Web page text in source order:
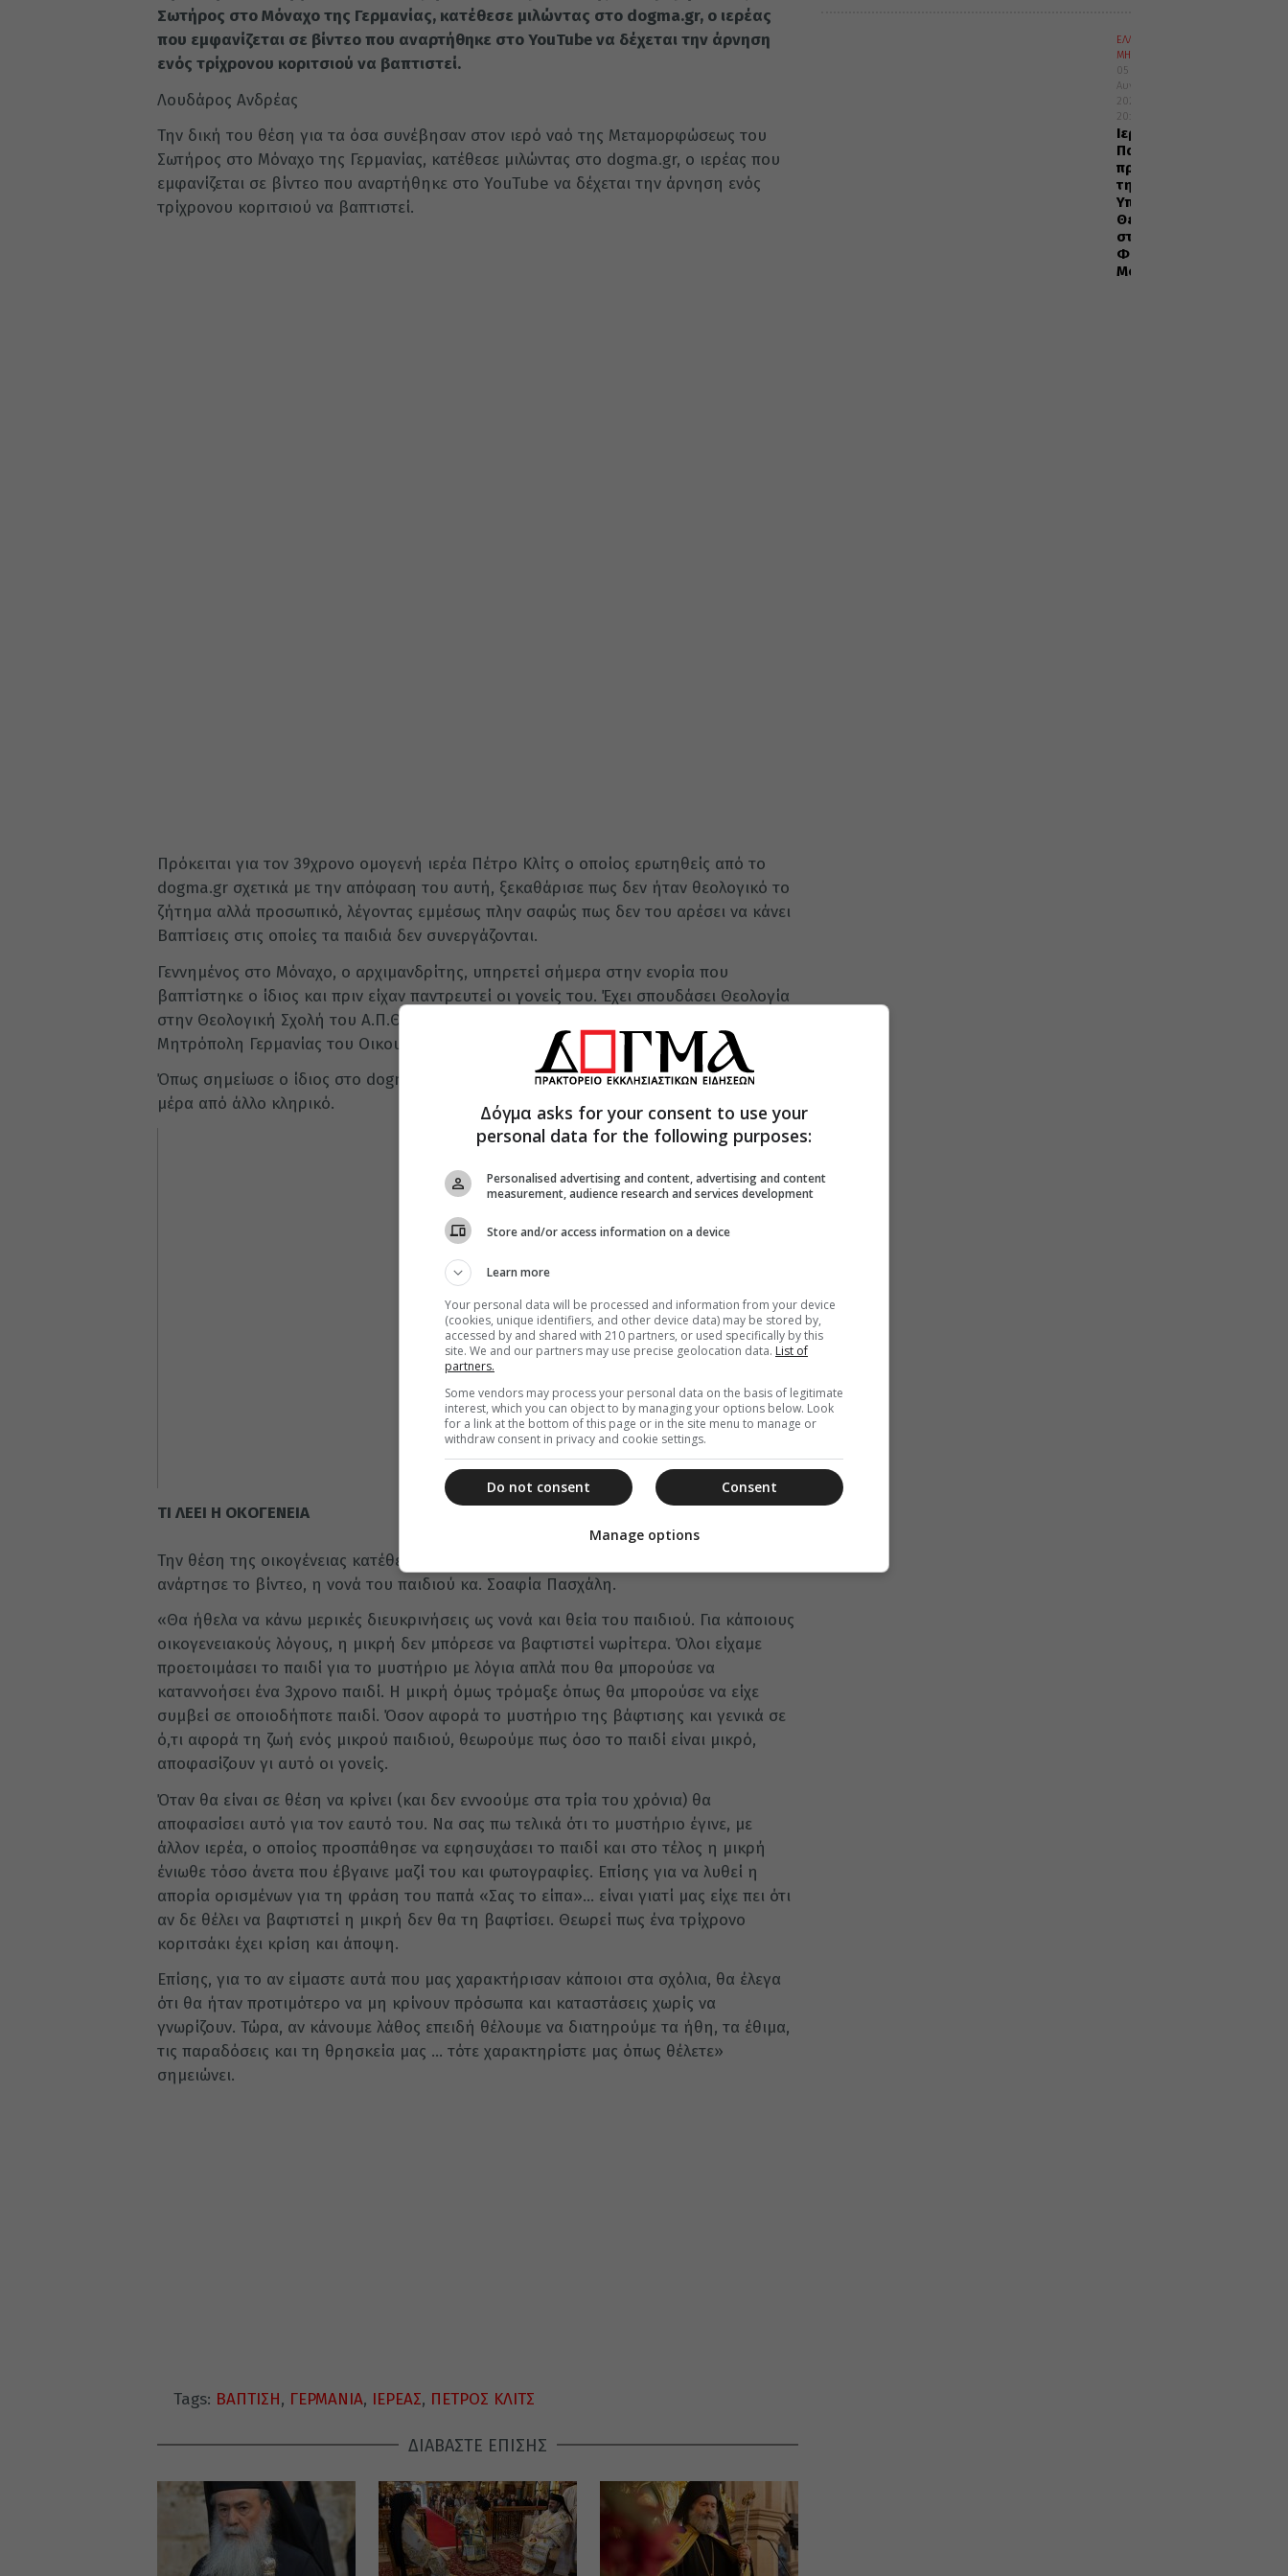
Σωτήρος στο Μόναχο της Γερμανίας, κατέθεσε μιλώντας στο dogma.gr, ο ιερέας
που εμφανίζεται σε βίντεο που αναρτήθηκε στο YouTube να δέχεται την άρνηση
ενός τρίχρονου κοριτσιού να βαπτιστεί.
Λουδάρος Ανδρέας
Την δική του θέση για τα όσα συνέβησαν στον ιερό ναό της Μεταμορφώσεως του
Σωτήρος στο Μόναχο της Γερμανίας, κατέθεσε μιλώντας στο dogma.gr, ο ιερέας που
εμφανίζεται σε βίντεο που αναρτήθηκε στο YouTube να δέχεται την άρνηση ενός
τρίχρονου κοριτσιού να βαπτιστεί.
Πρόκειται για τον 39χρονο ομογενή ιερέα Πέτρο Κλίτς ο οποίος ερωτηθείς από το
dogma.gr σχετικά με την απόφαση του αυτή, ξεκαθάρισε πως δεν ήταν θεολογικό το
ζήτημα αλλά προσωπικό, λέγοντας εμμέσως πλην σαφώς πως δεν του αρέσει να κάνει
Βαπτίσεις στις οποίες τα παιδιά δεν συνεργάζονται.
Γεννημένος στο Μόναχο, ο αρχιμανδρίτης, υπηρετεί σήμερα στην ενορία που
βαπτίστηκε ο ίδιος και πριν είχαν παντρευτεί οι γονείς του. Έχει σπουδάσει Θεολογία
στην Θεολογική Σχολή του Α.Π.Θ και η εκκλησιαστική αρχή στην οποία ανήκει είναι η
Μητρόπολη Γερμανίας του Οικουμενικού Πατριαρχείου.
Όπως σημείωσε ο ίδιος στο dogma.gr η Βάπτιση δεν αναβλήθηκε αλλά έγινε την ίδια
μέρα από άλλο κληρικό.
ΤΙ ΛΕΕΙ Η ΟΚΟΓΕΝΕΙΑ
Την θέση της οικογένειας κατέθεσε με σχόλιο της στο YouTube, όπου η ίδια
ανάρτησε το βίντεο, η νονά του παιδιού κα. Σοαφία Πασχάλη.
«Θα ήθελα να κάνω μερικές διευκρινήσεις ως νονά και θεία του παιδιού. Για κάποιους
οικογενειακούς λόγους, η μικρή δεν μπόρεσε να βαφτιστεί νωρίτερα. Όλοι είχαμε
προετοιμάσει το παιδί για το μυστήριο με λόγια απλά που θα μπορούσε να
καταννοήσει ένα 3χρονο παιδί. Η μικρή όμως τρόμαξε όπως θα μπορούσε να είχε
συμβεί σε οποιοδήποτε παιδί. Όσον αφορά το μυστήριο της βάφτισης και γενικά σε
ό,τι αφορά τη ζωή ενός μικρού παιδιού, θεωρούμε πως όσο το παιδί είναι μικρό,
αποφασίζουν γι αυτό οι γονείς.
Όταν θα είναι σε θέση να κρίνει (και δεν εννοούμε στα τρία του χρόνια) θα
αποφασίσει αυτό για τον εαυτό του. Να σας πω τελικά ότι το μυστήριο έγινε, με
άλλον ιερέα, ο οποίος προσπάθησε να εφησυχάσει το παιδί και στο τέλος η μικρή
ένιωθε τόσο άνετα που έβγαινε μαζί του και φωτογραφίες. Επίσης για να λυθεί η
απορία ορισμένων για τη φράση του παπά «Σας το είπα»… είναι γιατί μας είχε πει ότι
αν δε θέλει να βαφτιστεί η μικρή δεν θα τη βαφτίσει. Θεωρεί πως ένα τρίχρονο
κοριτσάκι έχει κρίση και άποψη.
Επίσης, για το αν είμαστε αυτά που μας χαρακτήρισαν κάποιοι στα σχόλια, θα έλεγα
ότι θα ήταν προτιμότερο να μη κρίνουν πρόσωπα και καταστάσεις χωρίς να
γνωρίζουν. Τώρα, αν κάνουμε λάθος επειδή θέλουμε να διατηρούμε τα ήθη, τα έθιμα,
τις παραδόσεις και τη θρησκεία μας … τότε χαρακτηρίστε μας όπως θέλετε»
σημειώνει.
Tags: ΒΑΠΤΙΣΗ, ΓΕΡΜΑΝΙΑ, ΙΕΡΕΑΣ, ΠΕΤΡΟΣ ΚΛΙΤΣ
ΔΙΑΒΑΣΤΕ ΕΠΙΣΗΣ
ΕΛΛΑΔΑ
ΜΗΤΡΟΠΟΛΕΙΣ
05
Αυγούστου
2026
20:29
Ιερά
Παράκληση
προς
την
Υπεραγία
Θεοτόκο
στα
Φαβριανά
Μονοφατσίου
Δόγμα asks for your consent to use your
personal data for the following purposes:
Personalised advertising and content, advertising and content
measurement, audience research and services development
Store and/or access information on a device
Learn more
Your personal data will be processed and information from your device
(cookies, unique identifiers, and other device data) may be stored by,
accessed by and shared with 210 partners, or used specifically by this
site. We and our partners may use precise geolocation data. List of
partners.
Some vendors may process your personal data on the basis of legitimate
interest, which you can object to by managing your options below. Look
for a link at the bottom of this page or in the site menu to manage or
withdraw consent in privacy and cookie settings.
Consent
Do not consent
Manage options